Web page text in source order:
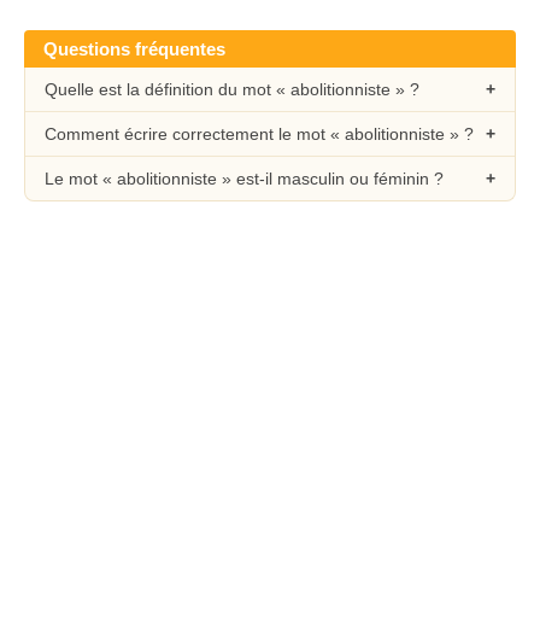
Questions fréquentes
Quelle est la définition du mot « abolitionniste » ?
Comment écrire correctement le mot « abolitionniste » ?
Le mot « abolitionniste » est-il masculin ou féminin ?